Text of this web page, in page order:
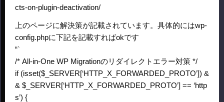
cts-on-plugin-deactivation/
上のページに解決策が記載されています。具体的にはwp-
config.phpに下記を記載すればokです
“`
/* All-in-One WP Migrationのリダイレクトエラー対策 */
if (isset($_SERVER[‘HTTP_X_FORWARDED_PROTO’]) &
& $_SERVER[‘HTTP_X_FORWARDED_PROTO’] == ‘http
s’) {